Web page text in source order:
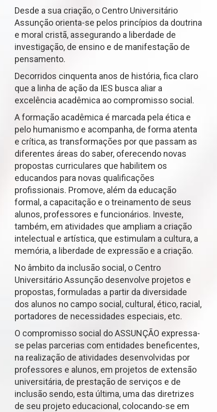
Desde a sua criação, o Centro Universitário
Assunção orienta-se pelos princípios da doutrina
e moral cristã, assegurando a liberdade de
investigação, de ensino e de manifestação de
pensamento.
Decorridos cinquenta anos de história, fica claro
que a linha de ação da IES busca aliar a
excelência acadêmica ao compromisso social.
A formação acadêmica é marcada pela ética e
pelo humanismo e acompanha, de forma atenta
e crítica, as transformações por que passam as
diferentes áreas do saber, oferecendo novas
propostas curriculares que habilitem os
educandos para novas qualificações
profissionais. Promove, além da educação
formal, a capacitação e o treinamento de seus
alunos, professores e funcionários. Investe,
também, em atividades que ampliam a criação
intelectual e artística, que estimulam a cultura, a
memória, a liberdade de expressão e a criação.
No âmbito da inclusão social, o Centro
Universitário Assunção desenvolve projetos e
propostas, formuladas a partir da diversidade
dos alunos no campo social, cultural, ético, racial,
portadores de necessidades especiais, etc.
O compromisso social do ASSUNÇÃO expressa-
se pelas parcerias com entidades beneficentes,
na realização de atividades desenvolvidas por
professores e alunos, em projetos de extensão
universitária, de prestação de serviços e de
inclusão sendo, esta última, uma das diretrizes
de seu projeto educacional, colocando-se em